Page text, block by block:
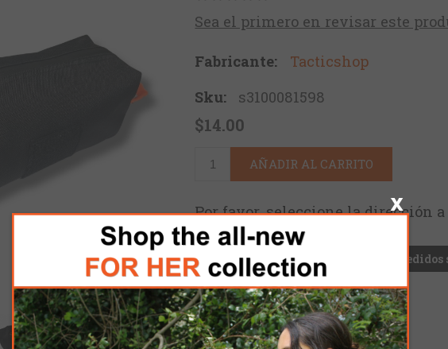
Sea el primero en revisar este
Fabricante:
Tacticshop
Sku:
s3100081598
$14.00
AÑADIR AL CARRITO
Por favor, seleccione la dirección
ENVÍO DOMÉSTICO GRATUITO en